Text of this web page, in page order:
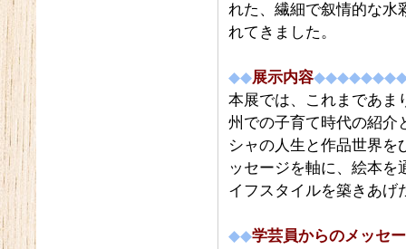
れた、繊細で叙情的な水
れてきました。
◆◆展示内容
本展では、これまであま
州での子育て時代の紹介
シャの人生と作品世界を
ッセージを軸に、絵本
イフスタイルを築きあげ
◆◆学芸員からのメッセ